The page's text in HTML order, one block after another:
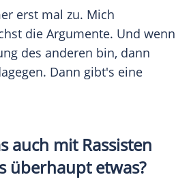
erst mal zu. Mich
die Argumente. Und wenn
des anderen bin, dann
Dann gibt's eine
auch mit Rassisten
überhaupt etwas?